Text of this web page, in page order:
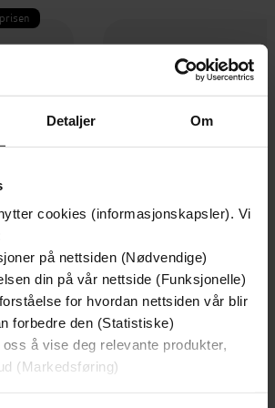
Detaljer Om
cookies (informasjonskapsler). Vi
på nettsiden (Nødvendige)
din på vår nettside (Funksjonelle)
for hvordan nettsiden vår blir
forbedre den (Statistiske)
å vise deg relevante produkter,
(Markedsføring)
399,-
Jørn Lier Horst